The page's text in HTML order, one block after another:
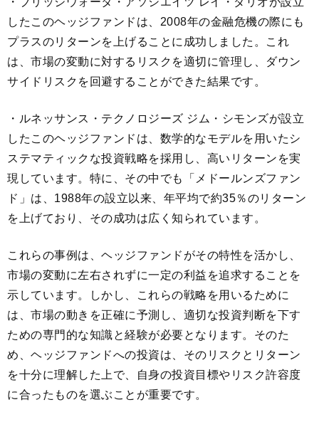
したこのヘッジファンドは、2008年の金融危機の際にも
プラスのリターンを上げることに成功しました。これ
は、市場の変動に対するリスクを適切に管理し、ダウン
サイドリスクを回避することができた結果です。
・ルネッサンス・テクノロジーズ ジム・シモンズが設立
したこのヘッジファンドは、数学的なモデルを用いたシ
ステマティックな投資戦略を採用し、高いリターンを実
現しています。特に、その中でも「メドールンズファン
ド」は、1988年の設立以来、年平均で約35％のリターン
を上げており、その成功は広く知られています。
これらの事例は、ヘッジファンドがその特性を活かし、
市場の変動に左右されずに一定の利益を追求することを
示しています。しかし、これらの戦略を用いるために
は、市場の動きを正確に予測し、適切な投資判断を下す
ための専門的な知識と経験が必要となります。そのた
め、ヘッジファンドへの投資は、そのリスクとリターン
を十分に理解した上で、自身の投資目標やリスク許容度
に合ったものを選ぶことが重要です。